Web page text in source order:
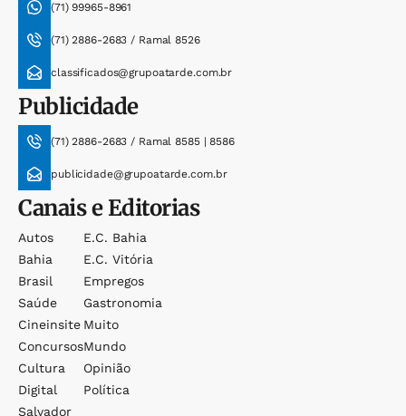
(71) 99965-8961
(71) 2886-2683 / Ramal 8526
classificados@grupoatarde.com.br
Publicidade
(71) 2886-2683 / Ramal 8585 | 8586
publicidade@grupoatarde.com.br
Canais e Editorias
Autos
Bahia
Brasil
Saúde
Cineinsite
Concursos
Cultura
Digital
Salvador
E.c. Bahia
E.c. Vitória
Empregos
Gastronomia
Muito
Mundo
Opinião
Política